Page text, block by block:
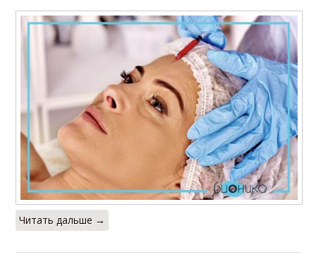
Читать дальше →